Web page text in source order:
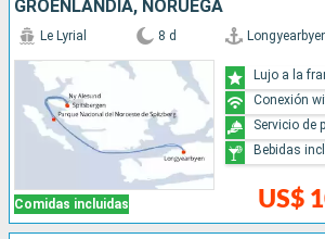
GROENLANDIA, NORUEGA
Comidas incluidas
Le Lyrial 8 d
US$
Lujo a la
Conexión
Servicio de
Bebidas